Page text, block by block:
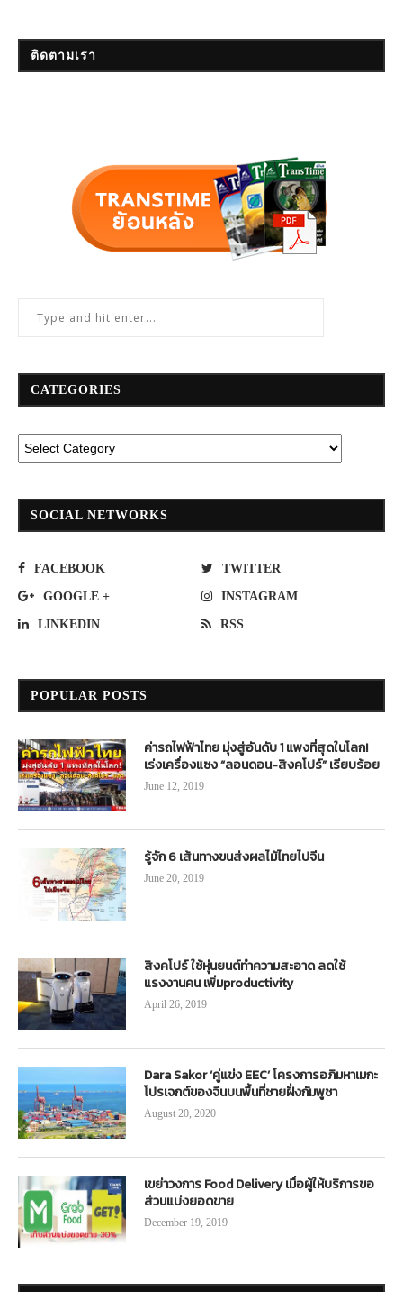
ติดตามเรา
CATEGORIES
SOCIAL NETWORKS
FACEBOOK TWITTER
GOOGLE + INSTAGRAM
LINKEDIN RSS
POPULAR POSTS
ค่ารถไฟฟ้าไทย มุ่งสู่อันดับ 1 แพงที่สุดในโลก!
เร่งเครื่องแซง “ลอนดอน-สิงคโปร์” เรียบร้อย
June 12, 2019
รู้จัก 6 เส้นทางขนส่งผลไม้ไทยไปจีน
June 20, 2019
สิงคโปร์ ใช้หุ่นยนต์ทำความสะอาด ลดใช้
แรงงานคน เพิ่มproductivity
April 26, 2019
Dara Sakor ‘คู่แข่ง EEC’ โครงการอภิมหาเมกะ
โปรเจกต์ของจีนบนพื้นที่ชายฝั่งกัมพูชา
August 20, 2020
เขย่าวงการ Food Delivery เมื่อผู้ให้บริการขอ
ส่วนแบ่งยอดขาย
December 19, 2019